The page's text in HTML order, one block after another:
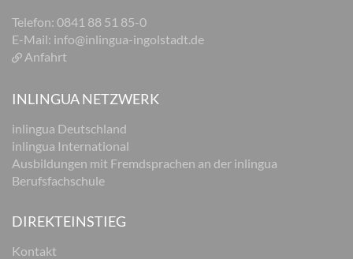
Telefon: 0841 88 51 85-0
E-Mail: info@inlingua-ingolstadt.de
Anfahrt
INLINGUA NETZWERK
inlingua Deutschland
inlingua International
Ausbildungen mit Fremdsprachen an der inlingua
Berufsfachschule
DIREKTEINSTIEG
Kontakt